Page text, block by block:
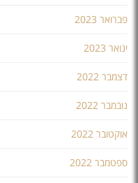
פברואר 2023
ינואר 2023
דצמבר 2022
נובמבר 2022
אוקטובר 2022
ספטמבר 2022